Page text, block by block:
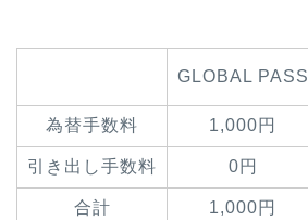
GLOBAL PASS
為替手数料 1,000円
引き出し手数料 0円
合計 1,000円